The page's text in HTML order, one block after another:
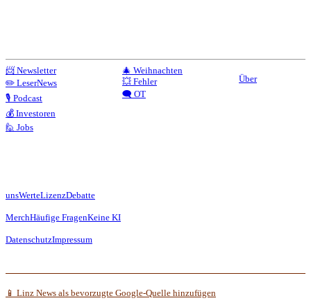
📨 Newsletter
✏️ LeserNews
🎙️ Podcast
💰 Investoren
🙋 Jobs
🎄 Weihnachten
💥 Fehler
🗨️ OT
Über
unsWerteLizenzDebatte
MerchHäufige FragenKeine KI
DatenschutzImpressum
📱 Linz News als bevorzugte Google-Quelle hinzufügen